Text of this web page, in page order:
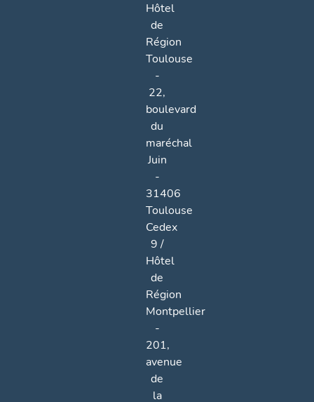
Hôtel
de
Région
Toulouse
-
22,
boulevard
du
maréchal
Juin
-
31406
Toulouse
Cedex
9 /
Hôtel
de
Région
Montpellier
-
201,
avenue
de
la